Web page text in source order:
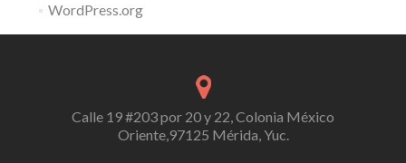
WordPress.org
Calle 19 #203 por 20 y 22, Colonia México
Oriente,97125 Mérida, Yuc.